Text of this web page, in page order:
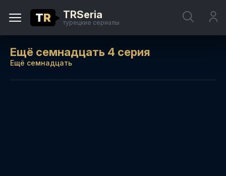
TR TRSeria
турецкие сериалы
Ещё семнадцать 4 серия
Ещё семнадцать